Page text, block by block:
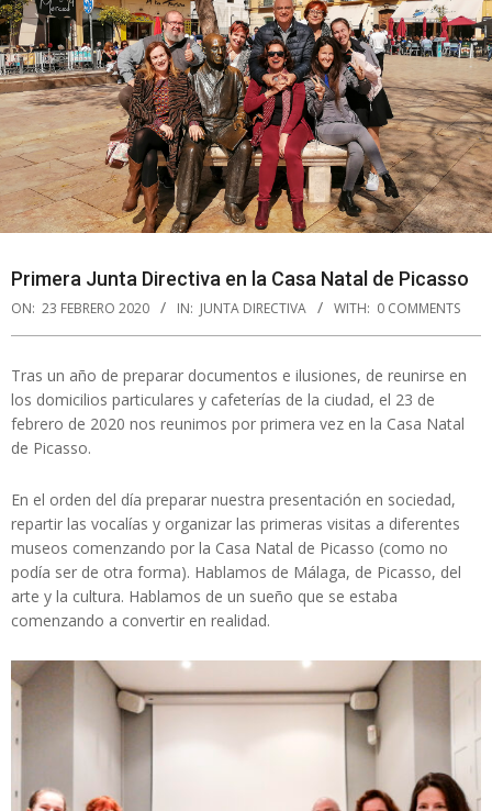
Primera Junta Directiva en la Casa Natal de Picasso
ON: 23 FEBRERO 2020 IN: JUNTA DIRECTIVA WITH: 0 COMMENTS
Tras un año de preparar documentos e ilusiones, de reunirse en
los domicilios particulares y cafeterías de la ciudad, el 23 de
febrero de 2020 nos reunimos por primera vez en la Casa Natal
de Picasso.
En el orden del día preparar nuestra presentación en sociedad,
repartir las vocalías y organizar las primeras visitas a diferentes
museos comenzando por la Casa Natal de Picasso (como no
podía ser de otra forma). Hablamos de Málaga, de Picasso, del
arte y la cultura. Hablamos de un sueño que se estaba
comenzando a convertir en realidad.